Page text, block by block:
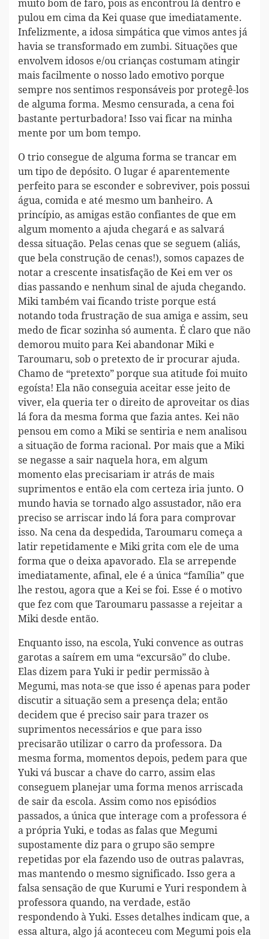
muito bom de faro, pois as encontrou lá dentro e
pulou em cima da Kei quase que imediatamente.
Infelizmente, a idosa simpática que vimos antes já
havia se transformado em zumbi. Situações que
envolvem idosos e/ou crianças costumam atingir
mais facilmente o nosso lado emotivo porque
sempre nos sentimos responsáveis por protegê-los
de alguma forma. Mesmo censurada, a cena foi
bastante perturbadora! Isso vai ficar na minha
mente por um bom tempo.
O trio consegue de alguma forma se trancar em
um tipo de depósito. O lugar é aparentemente
perfeito para se esconder e sobreviver, pois possui
água, comida e até mesmo um banheiro. A
princípio, as amigas estão confiantes de que em
algum momento a ajuda chegará e as salvará
dessa situação. Pelas cenas que se seguem (aliás,
que bela construção de cenas!), somos capazes de
notar a crescente insatisfação de Kei em ver os
dias passando e nenhum sinal de ajuda chegando.
Miki também vai ficando triste porque está
notando toda frustração de sua amiga e assim, seu
medo de ficar sozinha só aumenta. É claro que não
demorou muito para Kei abandonar Miki e
Taroumaru, sob o pretexto de ir procurar ajuda.
Chamo de “pretexto” porque sua atitude foi muito
egoísta! Ela não conseguia aceitar esse jeito de
viver, ela queria ter o direito de aproveitar os dias
lá fora da mesma forma que fazia antes. Kei não
pensou em como a Miki se sentiria e nem analisou
a situação de forma racional. Por mais que a Miki
se negasse a sair naquela hora, em algum
momento elas precisariam ir atrás de mais
suprimentos e então ela com certeza iria junto. O
mundo havia se tornado algo assustador, não era
preciso se arriscar indo lá fora para comprovar
isso. Na cena da despedida, Taroumaru começa a
latir repetidamente e Miki grita com ele de uma
forma que o deixa apavorado. Ela se arrepende
imediatamente, afinal, ele é a única “família” que
lhe restou, agora que a Kei se foi. Esse é o motivo
que fez com que Taroumaru passasse a rejeitar a
Miki desde então.
Enquanto isso, na escola, Yuki convence as outras
garotas a saírem em uma “excursão” do clube.
Elas dizem para Yuki ir pedir permissão à
Megumi, mas nota-se que isso é apenas para poder
discutir a situação sem a presença dela; então
decidem que é preciso sair para trazer os
suprimentos necessários e que para isso
precisarão utilizar o carro da professora. Da
mesma forma, momentos depois, pedem para que
Yuki vá buscar a chave do carro, assim elas
conseguem planejar uma forma menos arriscada
de sair da escola. Assim como nos episódios
passados, a única que interage com a professora é
a própria Yuki, e todas as falas que Megumi
supostamente diz para o grupo são sempre
repetidas por ela fazendo uso de outras palavras,
mas mantendo o mesmo significado. Isso gera a
falsa sensação de que Kurumi e Yuri respondem à
professora quando, na verdade, estão
respondendo à Yuki. Esses detalhes indicam que, a
essa altura, algo já aconteceu com Megumi pois ela